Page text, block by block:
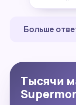
Больше
Тысячи